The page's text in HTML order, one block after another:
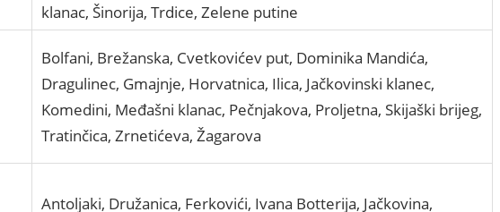
klanac, Šinorija, Trdice, Zelene putine
Bolfani, Brežanska, Cvetkovićev put, Dominika Mandića,
Dragulinec, Gmajnje, Horvatnica, Ilica, Jačkovinski klanec,
Komedini, Međašni klanac, Pečnjakova, Proljetna, Skijaški brijeg,
Tratinčica, Zrnetićeva, Žagarova
Antoljaki, Družanica, Ferkovići, Ivana Botterija, Jačkovina,